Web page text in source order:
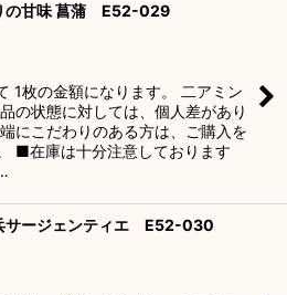
の甘味 菖蒲 E52-029
1枚の金額になります。 二アミン
の状態に対しては、個人差があり
にこだわりのある方は、ご購入を
■在庫は十分注意しております
サージェンティエ E52-030